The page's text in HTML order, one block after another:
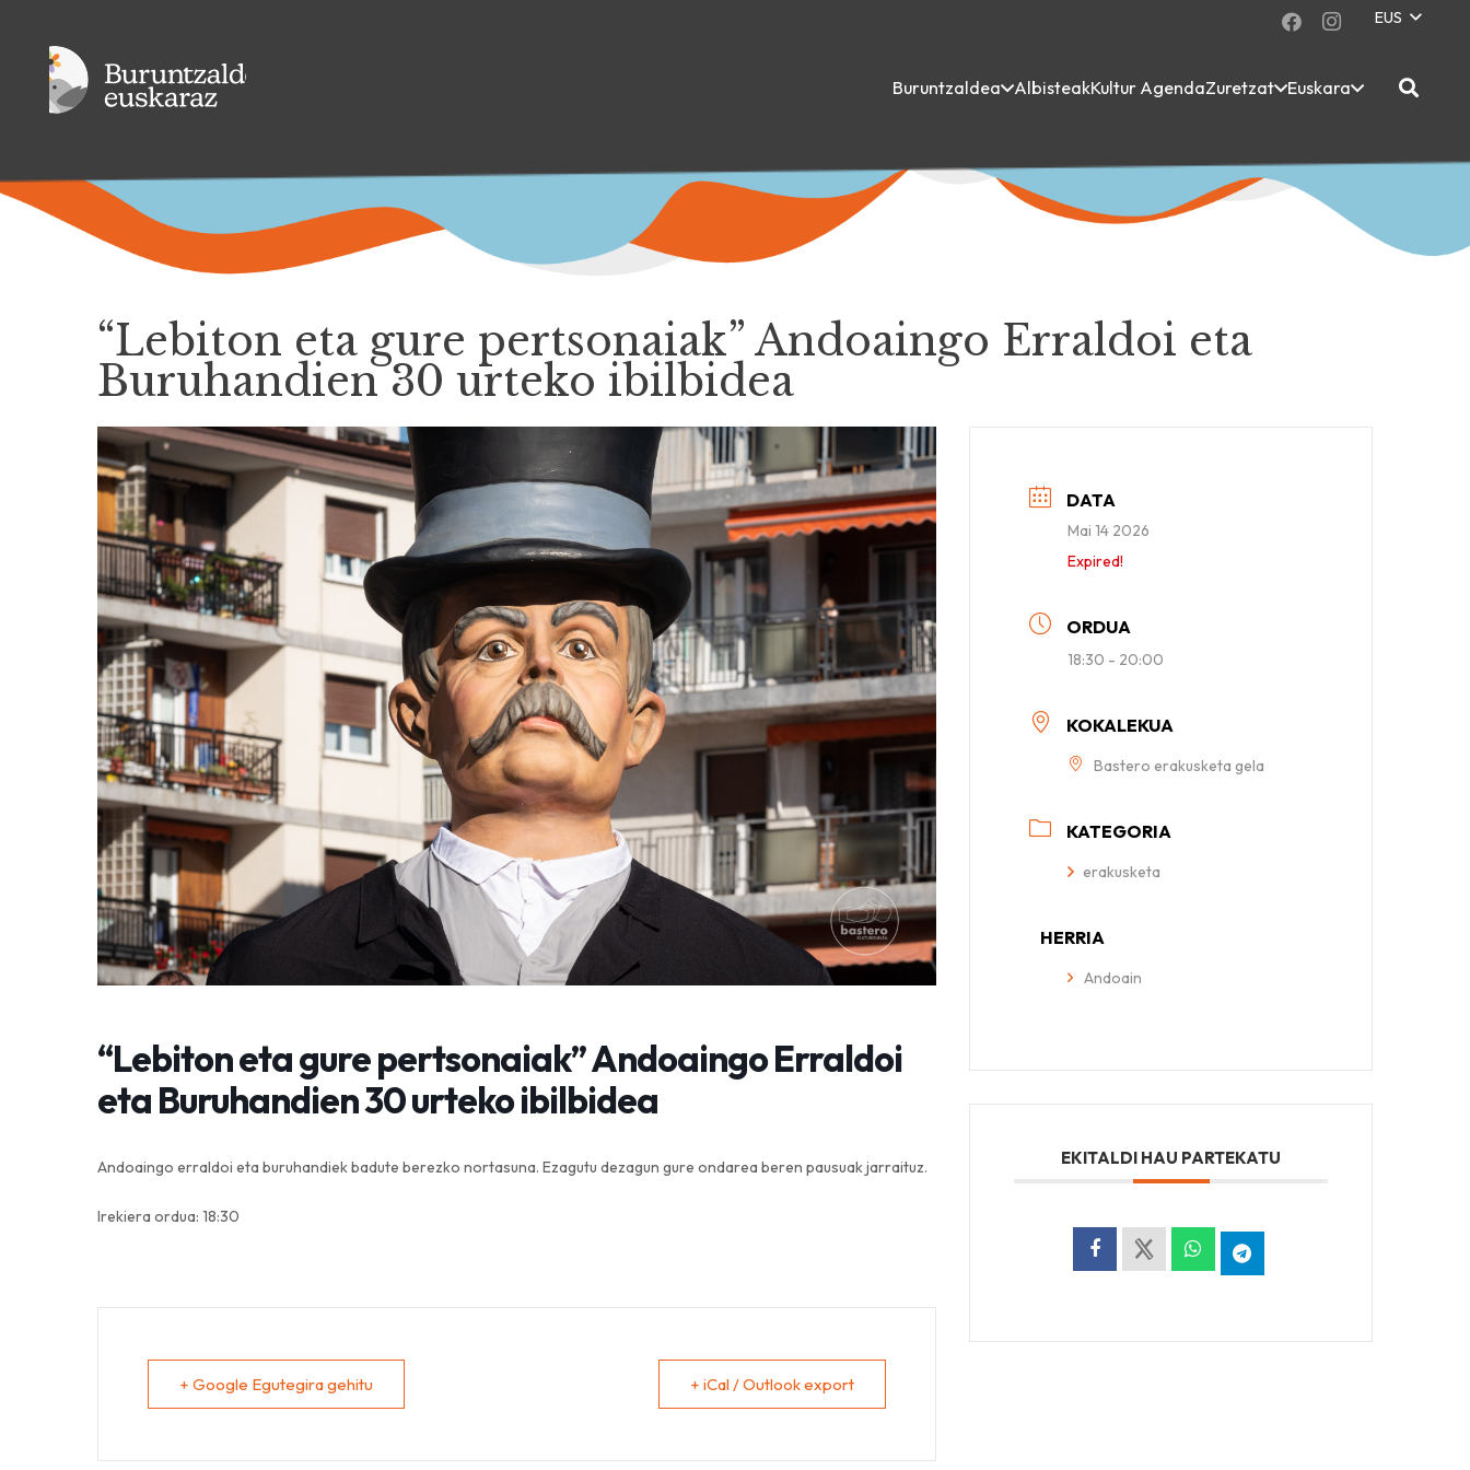
EUS
Buruntzaldea AlbisteakKultur AgendaZuretzat Euskara
“Lebiton eta gure pertsonaiak” Andoaingo Erraldoi eta
Buruhandien 30 urteko ibilbidea
“Lebiton eta gure pertsonaiak” Andoaingo Erraldoi
eta Buruhandien 30 urteko ibilbidea
Andoaingo erraldoi eta buruhandiek badute berezko nortasuna. Ezagutu dezagun gure ondarea beren pausuak jarraituz.
Irekiera ordua: 18:30
+ Google Egutegira gehitu + iCal / Outlook export
DATA
Mai 14 2026
Expired!
ORDUA
18:30 - 20:00
KOKALEKUA
Bastero erakusketa gela
KATEGORIA
erakusketa
HERRIA
Andoain
EKITALDI HAU PARTEKATU